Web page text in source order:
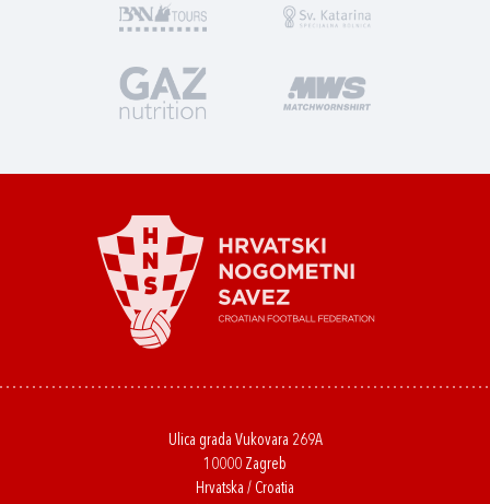
Ulica grada Vukovara 269A
10000 Zagreb
Hrvatska / Croatia